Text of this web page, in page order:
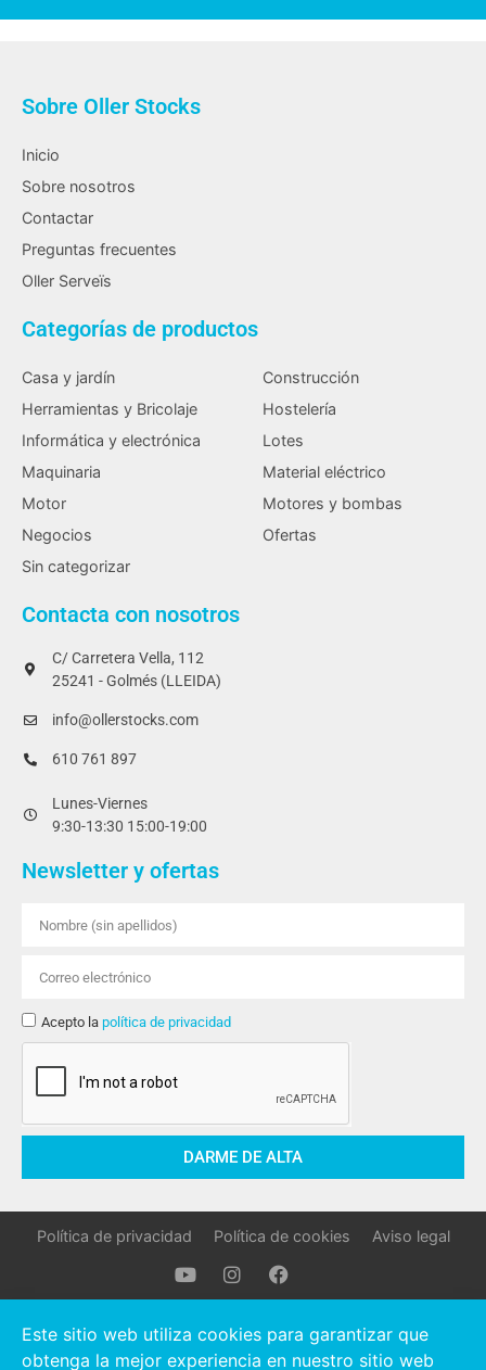
Sobre Oller Stocks
Inicio
Sobre nosotros
Contactar
Preguntas frecuentes
Oller Serveïs
Categorías de productos
Casa y jardín
Construcción
Herramientas y Bricolaje
Hostelería
Informática y electrónica
Lotes
Maquinaria
Material eléctrico
Motor
Motores y bombas
Negocios
Ofertas
Sin categorizar
Contacta con nosotros
C/ Carretera Vella, 112
25241 - Golmés (LLEIDA)
info@ollerstocks.com
610 761 897
Lunes-Viernes
9:30-13:30 15:00-19:00
Newsletter y ofertas
Acepto la política de privacidad
DARME DE ALTA
Política de privacidad Política de cookies Aviso legal
Este sitio web utiliza cookies para garantizar que
obtenga la mejor experiencia en nuestro sitio web